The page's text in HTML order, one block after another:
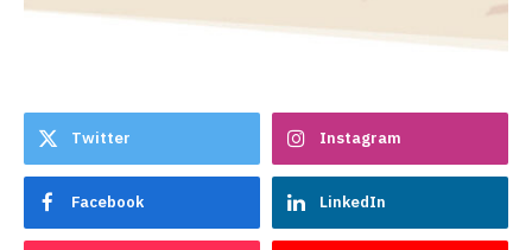
Twitter Instagram
Facebook LinkedIn